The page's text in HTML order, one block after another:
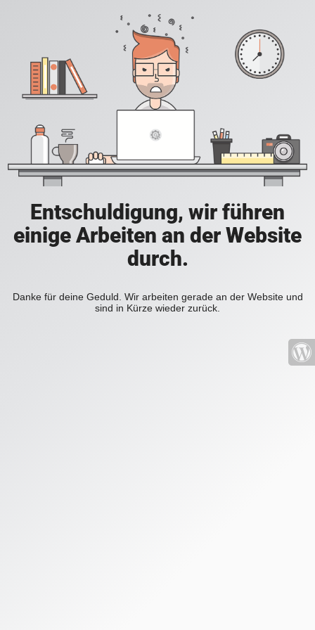
Entschuldigung, wir führen
einige Arbeiten an der Website
durch.
Danke für deine Geduld. Wir arbeiten gerade an der Website und
sind in Kürze wieder zurück.